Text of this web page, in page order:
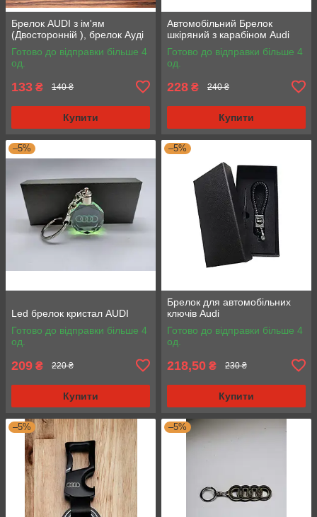
Брелок AUDI з ім'ям
(Двосторонній ), брелок Ауді
Готово до відправки більше 4
од.
133 ₴ 140 ₴
Купити
Автомобільний Брелок
шкіряний з карабіном Audi
Готово до відправки більше 4
од.
228 ₴ 240 ₴
Купити
–5%
Led брелок кристал AUDI
Готово до відправки більше 4
од.
209 ₴ 220 ₴
Купити
–5%
Брелок для автомобільних
ключів Audi
Готово до відправки більше 4
од.
218,50 ₴ 230 ₴
Купити
–5% –5%